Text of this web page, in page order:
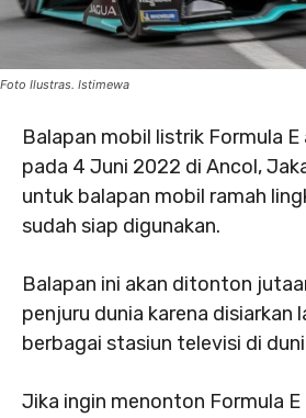
Foto Ilustras. Istimewa
Balapan mobil listrik Formula E
pada 4 Juni 2022 di Ancol,
untuk balapan mobil ramah
sudah siap digunakan.
Balapan ini akan ditonton
penjuru dunia karena disiarkan
berbagai stasiun televisi di
Jika ingin menonton Formula E